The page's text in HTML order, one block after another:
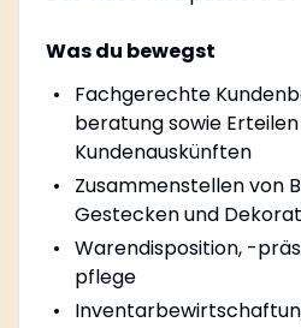
Was du bewegst
Fachgerechte
beratung sowie
Kundenauskünften
Zusammenstellen von
Gestecken und
Warendisposition, -
pflege